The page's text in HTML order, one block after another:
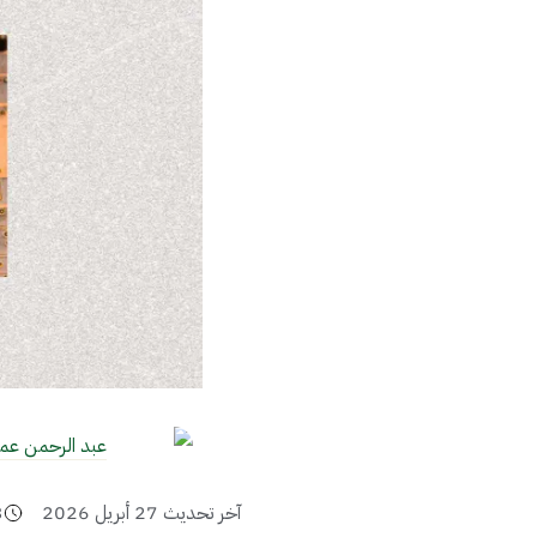
عبد الرحمن
آخر تحديث 27 أبريل 2026